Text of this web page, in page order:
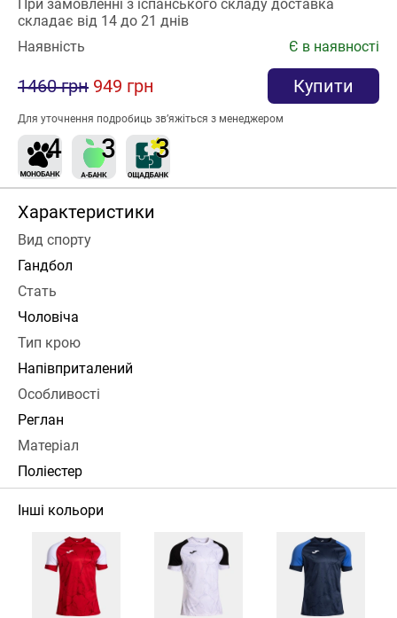
При замовленні з іспанського складу доставка
складає від 14 до 21 днів
Наявність
Є в наявності
1460 грн 949 грн Купити
Для уточнення подробиць зв’яжіться з менеджером
Характеристики
Вид спорту
Гандбол
Стать
Чоловіча
Тип крою
Напівприталений
Особливості
Реглан
Матеріал
Поліестер
Інші кольори